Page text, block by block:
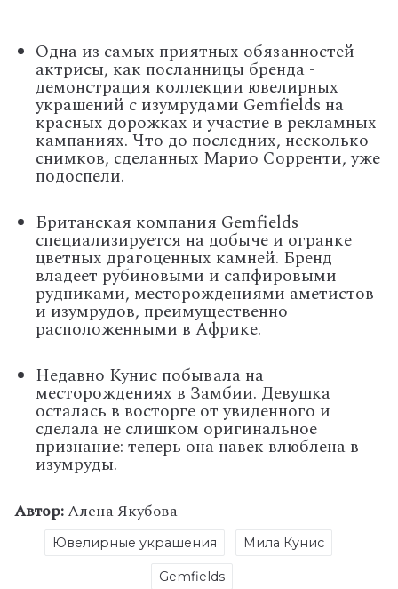
Одна из самых приятных обязанностей
актрисы, как посланницы бренда -
демонстрация коллекции ювелирных
украшений с изумрудами Gemfields на
красных дорожках и участие в рекламных
кампаниях. Что до последних, несколько
снимков, сделанных Марио Сорренти, уже
подоспели.
Британская компания Gemfields
специализируется на добыче и огранке
цветных драгоценных камней. Бренд
владеет рубиновыми и сапфировыми
рудниками, месторождениями аметистов
и изумрудов, преимущественно
расположенными в Африке.
Недавно Кунис побывала на
месторождениях в Замбии. Девушка
осталась в восторге от увиденного и
сделала не слишком оригинальное
признание: теперь она навек влюблена в
изумруды.
Автор:Алена Якубова
Ювелирные украшения Мила Кунис
Gemfields